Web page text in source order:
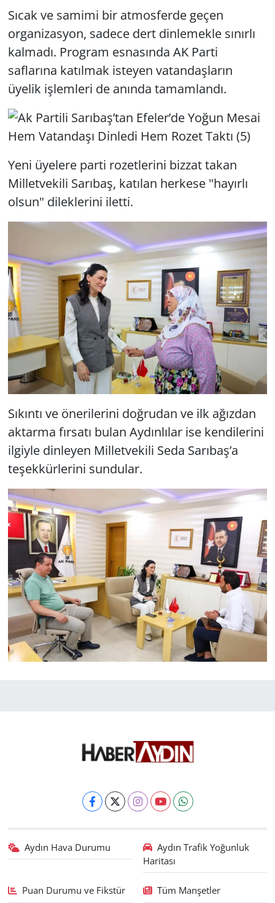
Sıcak ve samimi bir atmosferde geçen
organizasyon, sadece dert dinlemekle sınırlı
kalmadı. Program esnasında AK Parti
saflarına katılmak isteyen vatandaşların
üyelik işlemleri de anında tamamlandı.
Yeni üyelere parti rozetlerini bizzat takan
Milletvekili Sarıbaş, katılan herkese "hayırlı
olsun" dileklerini iletti.
Sıkıntı ve önerilerini doğrudan ve ilk ağızdan
aktarma fırsatı bulan Aydınlılar ise kendilerini
ilgiyle dinleyen Milletvekili Seda Sarıbaş’a
teşekkürlerini sundular.
Aydın Hava Durumu
Aydın Trafik Yoğunluk
Haritası
Puan Durumu ve Fikstür Tüm Manşetler